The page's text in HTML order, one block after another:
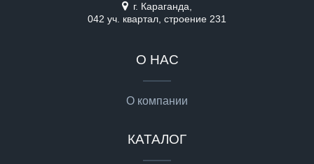
г. Караганда,
042 уч. квартал, строение 231
О НАС
О компании
КАТАЛОГ